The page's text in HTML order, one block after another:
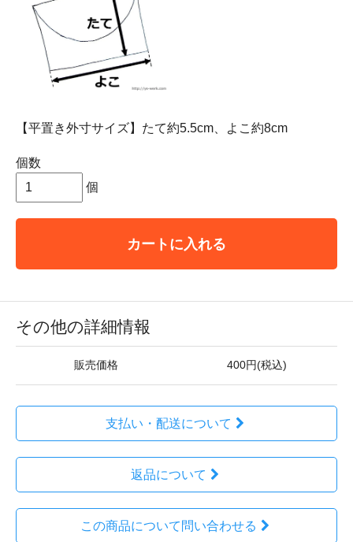
【平置き外寸サイズ】たて約5.5cm、よこ約8cm
個数
個
カートに入れる
その他の詳細情報
販売価格 400円(税込)
支払い・配送について
返品について
この商品について問い合わせる